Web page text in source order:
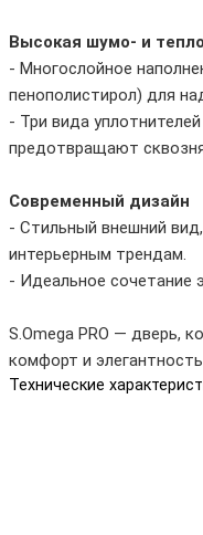
Высокая шумо- и
- Многослойное
пенополистирол) для
- Три вида
предотвращают
Современный дизайн
- Стильный внешний
интерьерным трендам.
- Идеальное сочетание
S.Omega PRO — дверь,
комфорт и
Технические